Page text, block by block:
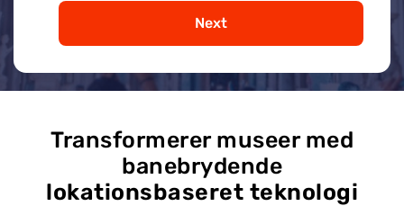
Next
Transformerer museer med
banebrydende
lokationsbaseret teknologi